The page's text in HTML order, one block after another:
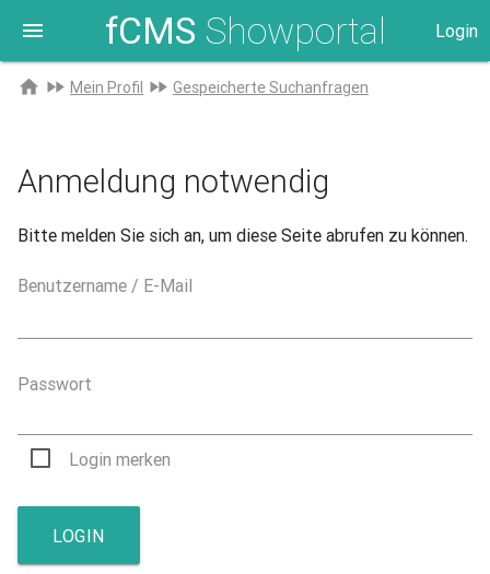
menu fCMS Showportal Login
home
Zur
Startseite
fast_forward Mein Profil fast_forward Gespeicherte Suchanfragen
Anmeldung notwendig
Bitte melden Sie sich an, um diese Seite abrufen zu können.
Benutzername / E-Mail
Passwort
Login merken